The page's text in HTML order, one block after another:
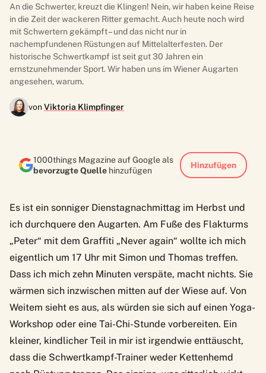
An die Schwerter, kreuzt die Klingen! Nein, wir haben keine Reise
in die Zeit der wackeren Ritter gemacht. Auch heute noch wird
mit Schwertern gekämpft – und das nicht nur in
nachempfundenen Rüstungen auf Mittelalterfesten. Der
historische Schwertkampf ist seit gut 30 Jahren ein
ernstzunehmender Sport. Wir haben uns im Wiener Augarten
angesehen, warum.
vonViktoria Klimpfinger
1000things Magazine auf Google als
bevorzugte Quelle hinzufügen
Hinzufügen
Es ist ein sonniger Dienstagnachmittag im Herbst und
ich durchquere den Augarten. Am Fuße des Flakturms
„Peter“ mit dem Graffiti „Never again“ wollte ich mich
eigentlich um 17 Uhr mit Simon und Thomas treffen.
Dass ich mich zehn Minuten verspäte, macht nichts. Sie
wärmen sich inzwischen mitten auf der Wiese auf. Von
Weitem sieht es aus, als würden sie sich auf einen Yoga-
Workshop oder eine Tai-Chi-Stunde vorbereiten. Ein
kleiner, kindlicher Teil in mir ist irgendwie enttäuscht,
dass die Schwertkampf-Trainer weder Kettenhemd